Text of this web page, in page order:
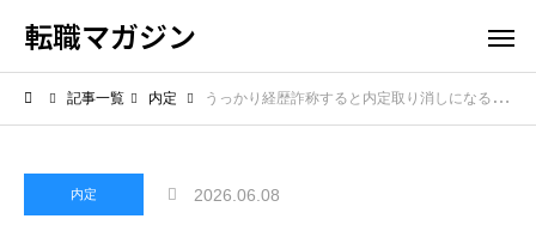
転職マガジン
記事一覧 内定 うっかり経歴詐称すると内定取り消しになる？発覚のリスクと誠実な対応方法
内定 2026.06.08